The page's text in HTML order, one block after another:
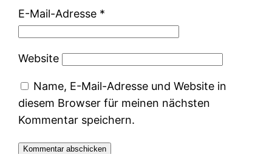
E-Mail-Adresse *
Website
Name, E-Mail-Adresse und Website in
diesem Browser für meinen nächsten
Kommentar speichern.